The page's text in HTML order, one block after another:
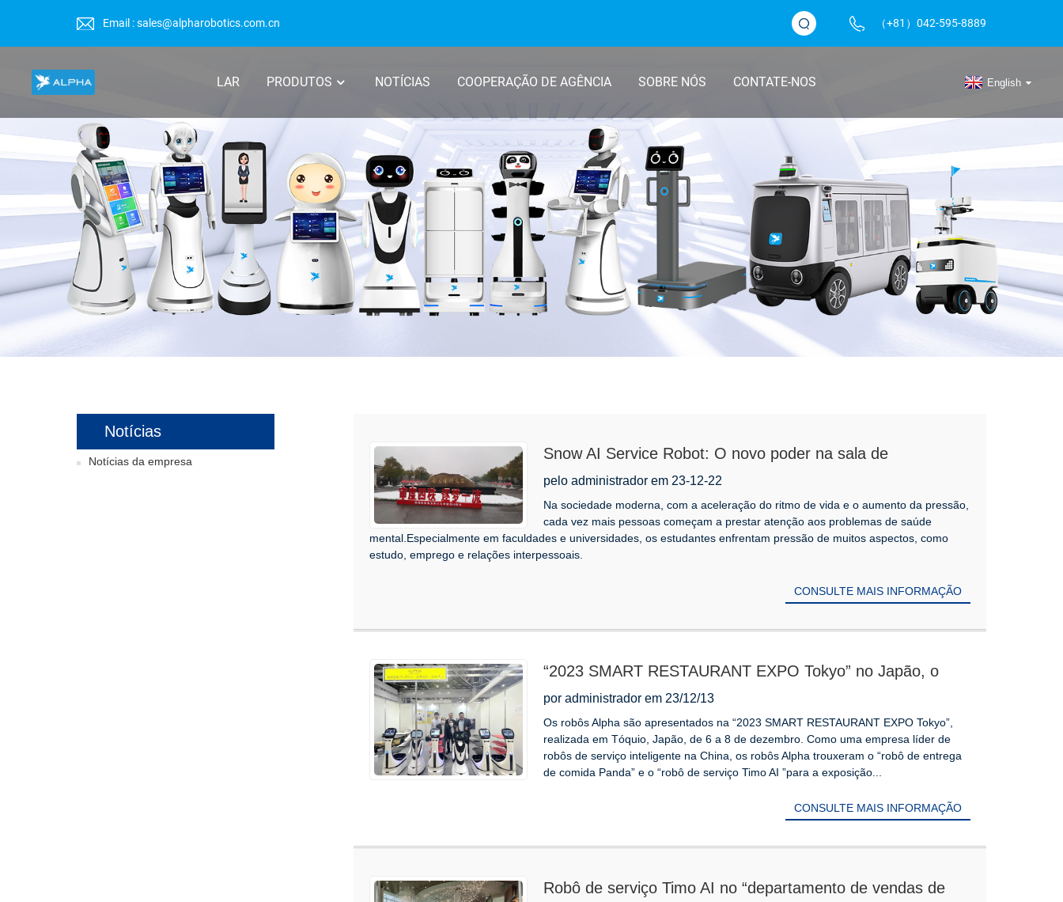
Email : sales@alpharobotics.com.cn （+81）042-595-8889
LAR PRODUTOS NOTÍCIAS COOPERAÇÃO DE AGÊNCIA SOBRE NÓS CONTATE-NOS English
Notícias
Notícias da empresa
Snow AI Service Robot: O novo poder na sala de
aconselhamento psicológico da Nanjing Audit University!
pelo administrador em 23-12-22
Na sociedade moderna, com a aceleração do ritmo de vida e o aumento da pressão,
cada vez mais pessoas começam a prestar atenção aos problemas de saúde
mental.Especialmente em faculdades e universidades, os estudantes enfrentam pressão de muitos aspectos, como
estudo, emprego e relações interpessoais.
CONSULTE MAIS INFORMAÇÃO
“2023 SMART RESTAURANT EXPO Tokyo” no Japão, o
robô ALPHA se torna o foco da exposição!
por administrador em 23/12/13
Os robôs Alpha são apresentados na “2023 SMART RESTAURANT EXPO Tokyo”,
realizada em Tóquio, Japão, de 6 a 8 de dezembro. Como uma empresa líder de
robôs de serviço inteligente na China, os robôs Alpha trouxeram o “robô de entrega
de comida Panda” e o “robô de serviço Timo AI ”para a exposição...
CONSULTE MAIS INFORMAÇÃO
Robô de serviço Timo AI no “departamento de vendas de